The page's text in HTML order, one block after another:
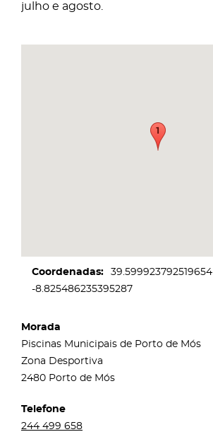
julho e agosto.
Coordenadas
39.599923792519654
-8.825486235395287
Morada
Piscinas Municipais de Porto de Mós
Zona Desportiva
2480 Porto de Mós
Telefone
244 499 658